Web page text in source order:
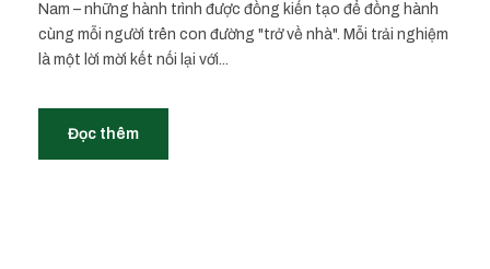
Nam – những hành trình được đồng kiến tạo để đồng hành
cùng mỗi người trên con đường "trở về nhà". Mỗi trải nghiệm
là một lời mời kết nối lại với...
Đọc thêm